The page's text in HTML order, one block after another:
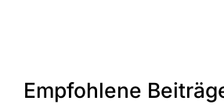
Empfohlene